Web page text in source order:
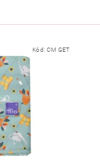
Kód: CM GET